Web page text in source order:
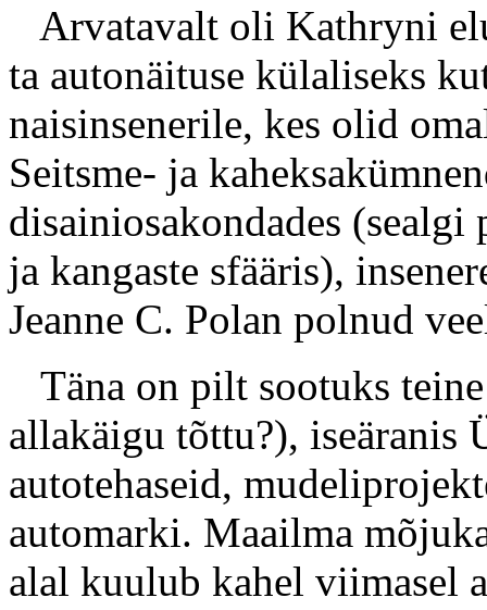
Arvatavalt oli Kathryni
ta autonäituse külaliseks
naisinsenerile, kes olid
Seitsme- ja
disainiosakondades
ja kangaste sfääris),
Jeanne C. Polan polnud
Täna on pilt sootuks teine
allakäigu tõttu?), iseäranis
autotehaseid,
automarki. Maailma
alal kuulub kahel viimasel